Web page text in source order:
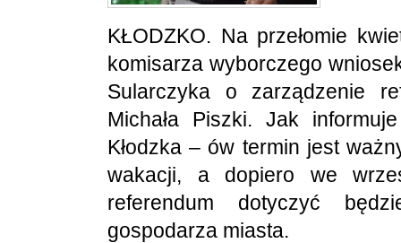
KŁODZKO. Na przełomie
komisarza wyborczego
Sularczyka o zarządzenie
Michała Piszki. Jak
Kłodzka – ów termin jest
wakacji, a dopiero we
referendum dotyczyć
gospodarza miasta.